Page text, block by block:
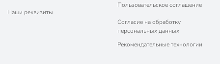
Наши реквизиты
Пользовательское соглашение
Согласие на обработку
персональных данных
Рекомендательные технологии